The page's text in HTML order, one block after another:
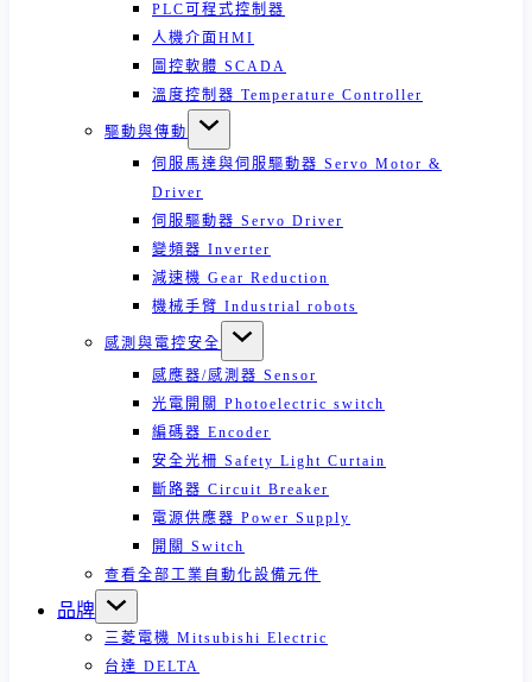
PLC可程式控制器
人機介面HMI
圖控軟體 SCADA
溫度控制器 Temperature Controller
驅動與傳動
伺服馬達與伺服驅動器 Servo Motor &
Driver
伺服驅動器 Servo Driver
變頻器 Inverter
減速機 Gear Reduction
機械手臂 Industrial robots
感測與電控安全
感應器/感測器 Sensor
光電開關 Photoelectric switch
編碼器 Encoder
安全光柵 Safety Light Curtain
斷路器 Circuit Breaker
電源供應器 Power Supply
開關 Switch
查看全部工業自動化設備元件
品牌
三菱電機 Mitsubishi Electric
台達 DELTA